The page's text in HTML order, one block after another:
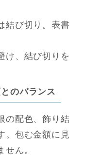
結び切り。表書
け、結び切りを
のバランス
の配色、飾り結
。包む金額に見
せん。